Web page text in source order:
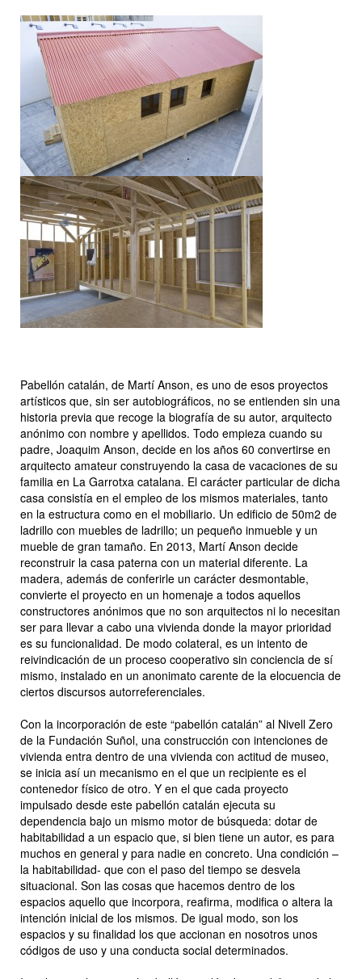
Pabellón catalán, de Martí Anson, es uno de esos proyectos
artísticos que, sin ser autobiográficos, no se entienden sin una
historia previa que recoge la biografía de su autor, arquitecto
anónimo con nombre y apellidos. Todo empieza cuando su
padre, Joaquim Anson, decide en los años 60 convertirse en
arquitecto amateur construyendo la casa de vacaciones de su
familia en La Garrotxa catalana. El carácter particular de dicha
casa consistía en el empleo de los mismos materiales, tanto
en la estructura como en el mobiliario. Un edificio de 50m2 de
ladrillo con muebles de ladrillo; un pequeño inmueble y un
mueble de gran tamaño. En 2013, Martí Anson decide
reconstruir la casa paterna con un material diferente. La
madera, además de conferirle un carácter desmontable,
convierte el proyecto en un homenaje a todos aquellos
constructores anónimos que no son arquitectos ni lo necesitan
ser para llevar a cabo una vivienda donde la mayor prioridad
es su funcionalidad. De modo colateral, es un intento de
reivindicación de un proceso cooperativo sin conciencia de sí
mismo, instalado en un anonimato carente de la elocuencia de
ciertos discursos autorreferenciales.
Con la incorporación de este “pabellón catalán” al Nivell Zero
de la Fundación Suñol, una construcción con intenciones de
vivienda entra dentro de una vivienda con actitud de museo,
se inicia así un mecanismo en el que un recipiente es el
contenedor físico de otro. Y en el que cada proyecto
impulsado desde este pabellón catalán ejecuta su
dependencia bajo un mismo motor de búsqueda: dotar de
habitabilidad a un espacio que, si bien tiene un autor, es para
muchos en general y para nadie en concreto. Una condición –
la habitabilidad- que con el paso del tiempo se desvela
situacional. Son las cosas que hacemos dentro de los
espacios aquello que incorpora, reafirma, modifica o altera la
intención inicial de los mismos. De igual modo, son los
espacios y su finalidad los que accionan en nosotros unos
códigos de uso y una conducta social determinados.